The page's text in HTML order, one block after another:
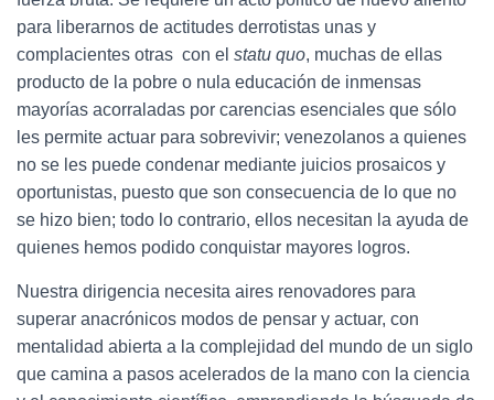
para liberarnos de actitudes derrotistas unas y
complacientes otras con el statu quo, muchas de ellas
producto de la pobre o nula educación de inmensas
mayorías acorraladas por carencias esenciales que sólo
les permite actuar para sobrevivir; venezolanos a quienes
no se les puede condenar mediante juicios prosaicos y
oportunistas, puesto que son consecuencia de lo que no
se hizo bien; todo lo contrario, ellos necesitan la ayuda de
quienes hemos podido conquistar mayores logros.
Nuestra dirigencia necesita aires renovadores para
superar anacrónicos modos de pensar y actuar, con
mentalidad abierta a la complejidad del mundo de un siglo
que camina a pasos acelerados de la mano con la ciencia